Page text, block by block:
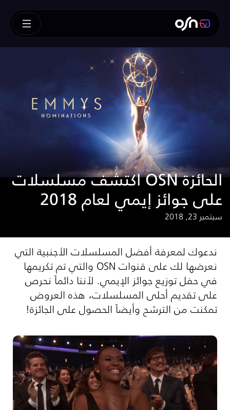
اكتشف مسلسلات OSN الحائزة
على جوائز إيمي لعام 2018
سبتمبر 23, 2018
ندعوك لمعرفة أفضل المسلسلات الأجنبية التي
نعرضها لك على قنوات OSN والتي تم تكريمها
في حفل توزيع جوائز الإيمي. لأننا دائماً نحرص
على تقديم أحلى المسلسلات، هذه العروض
تمكنت من الترشح وأيضاً الحصول على الجائزة!